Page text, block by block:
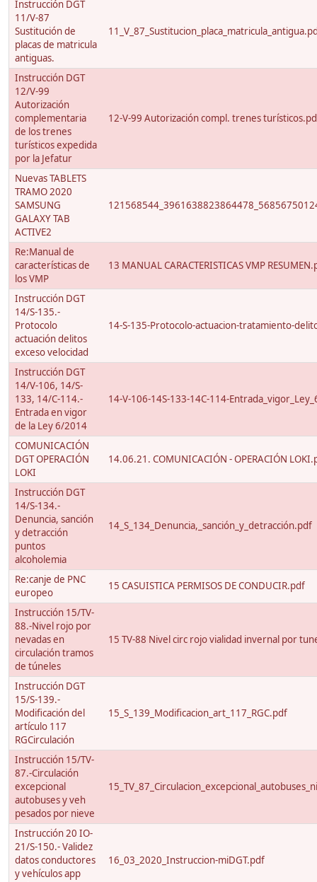
Instrucción DGT
11/V-87
Sustitución de
placas de matricula
antiguas.
Instrucción DGT
12/V-99
Autorización
complementaria
de los trenes
turísticos expedida
por la Jefatur
12-V-99 Autorización compl. trenes
Nuevas TABLETS
TRAMO 2020
SAMSUNG
GALAXY TAB
ACTIVE2
Re:Manual de
características de
los VMP
13 MANUAL CARACTERISTICAS VMP
Instrucción DGT
14/S-135.-
Protocolo
actuación delitos
exceso velocidad
14-S-135-Protocolo-actuacion-tratamiento-
Instrucción DGT
14/V-106, 14/S-
133, 14/C-114.-
Entrada en vigor
de la Ley 6/2014
14-V-106-14S-133-14C-114-
COMUNICACIÓN
DGT OPERACIÓN
LOKI
14.06.21. COMUNICACIÓN - OPERACIÓN
Instrucción DGT
14/S-134.-
Denuncia, sanción
y detracción
puntos
alcoholemia
14_S_134_Denuncia,_sanción_y_detracción.pdf
Re:canje de PNC
europeo
15 CASUISTICA PERMISOS DE CONDUCIR.pdf
Instrucción 15/TV-
88.-Nivel rojo por
nevadas en
circulación tramos
de túneles
15 TV-88 Nivel circ rojo vialidad invernal por
Instrucción DGT
15/S-139.-
Modificación del
artículo 117
RGCirculación
15_S_139_Modificacion_art_117_RGC.pdf
Instrucción 15/TV-
87.-Circulación
excepcional
autobuses y veh
pesados por nieve
Instrucción 20 IO-
21/S-150.- Validez
datos conductores
y vehículos app
16_03_2020_Instruccion-miDGT.pdf